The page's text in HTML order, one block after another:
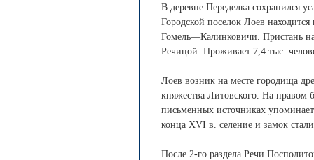
В деревне Переделка сохранился
Городской поселок Лоев
Гомель—Калинковичи. Пристань
Речицой. Проживает 7,4 тыс.
Лоев возник на месте городища
княжества Литовского. На правом
письменных источниках
конца XVI в. селение и замок
После 2-го раздела Речи